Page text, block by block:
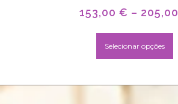
153,00 € – 205,00
Selecionar opções